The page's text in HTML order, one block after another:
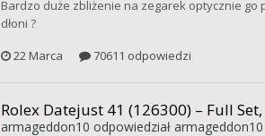
Bardzo duże zbliżenie na zegarek optycznie go
dłoni ?
22 Marca
70611 odpowiedzi
Rolex Datejust 41 (126300) – Full
armageddon10 odpowiedział armageddon10